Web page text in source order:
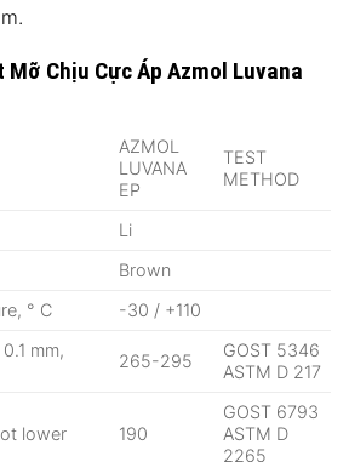
Mỡ Chịu Cực Áp Azmol Luvana
AZMOL
LUVANA
EP
TEST
METHOD
Li
Brown
° С
-30 / +110
mm,
265-295
GOST 5346
ASTM D 217
lower 190
GOST 6793
ASTM D
2265